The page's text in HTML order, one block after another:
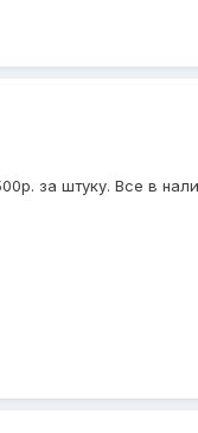
за штуку. Все в